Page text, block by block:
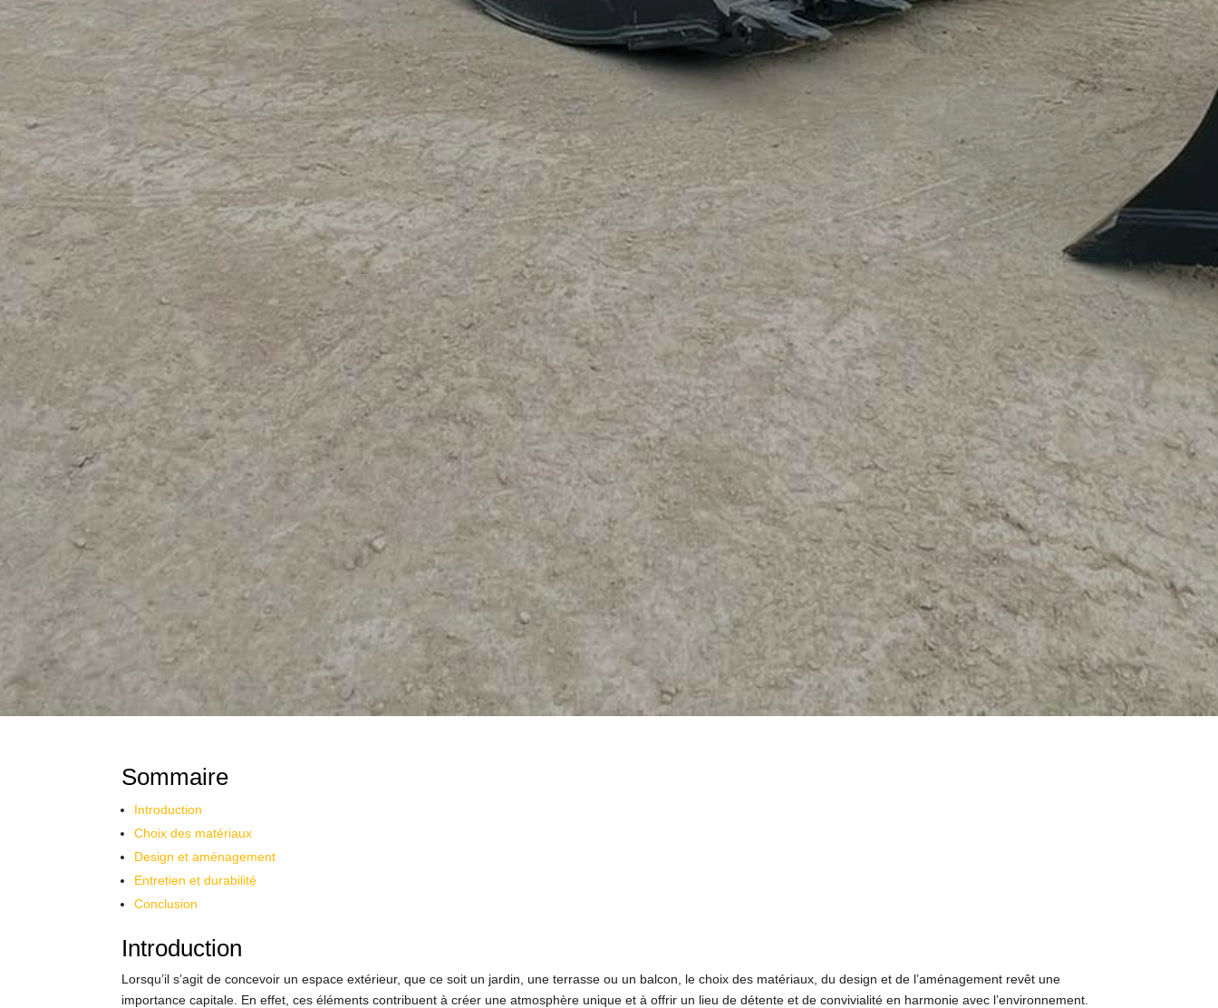
Sommaire
Introduction
Choix des matériaux
Design et aménagement
Entretien et durabilité
Conclusion
Introduction
Lorsqu’il s’agit de concevoir un espace extérieur, que ce soit un jardin, une terrasse ou un balcon, le choix des matériaux, du design et de l’aménagement revêt une
importance capitale. En effet, ces éléments contribuent à créer une atmosphère unique et à offrir un lieu de détente et de convivialité en harmonie avec l’environnement.